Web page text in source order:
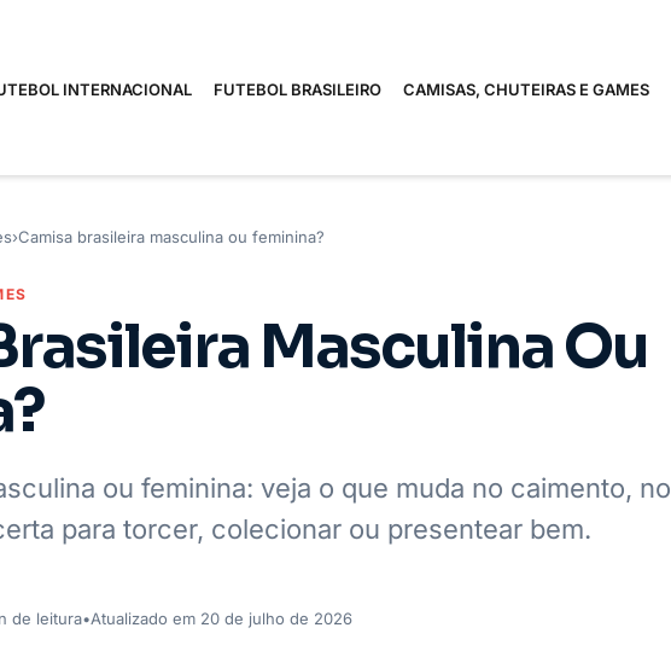
INTERNACIONAL FUTEBOL BRASILEIRO CAMISAS, CHUTEIRAS E GAMES
›Camisa brasileira masculina ou feminina?
Masculina Ou
ou feminina: veja o que muda no caimento, no
para torcer, colecionar ou presentear bem.
de leitura•Atualizado em 20 de julho de 2026